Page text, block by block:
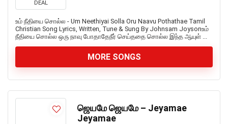
DEAL
உம் நீதியை சொல்ல - Um Neethiyai Solla Oru Naavu Pothathae Tamil
Christian Song Lyrics, Written, Tune & Sung By Johnsam Joysonஉம்
நீதியை சொல்ல ஒரு நாவு போதாதேநீர் செய்ததை சொல்ல இந்த ஆயுள் ...
MORE SONGS
ஜெயமே ஜெயமே – Jeyamae
Jeyamae